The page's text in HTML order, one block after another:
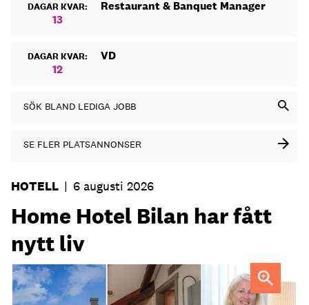
DAGAR KVAR:
13
Restaurant & Banquet Manager
DAGAR KVAR:
12
VD
SÖK BLAND LEDIGA JOBB
SE FLER PLATSANNONSER
HOTELL | 6 augusti 2026
Home Hotel Bilan har fått
nytt liv
Anna Sundenhammar, General Manager på Home Hotel
Bilan.